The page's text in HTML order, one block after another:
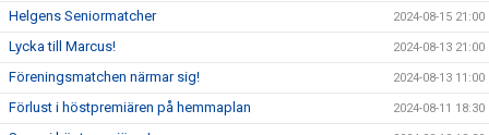
Helgens Seniormatcher 2024-08-15 21:00
Lycka till Marcus! 2024-08-13 21:00
Föreningsmatchen närmar sig! 2024-08-13 11:00
Förlust i höstpremiären på hemmaplan 2024-08-11 18:30